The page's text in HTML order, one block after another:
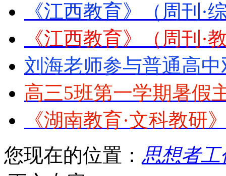
《江西教育》（周刊·
《江西教育》（周刊·
刘海老师参与普通高
高三5班第一学期暑假
《湖南教育·文科教研
您现在的位置： 思想者工